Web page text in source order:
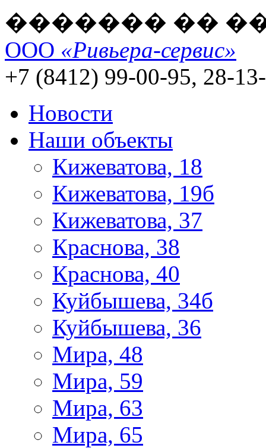
������� ��
ООО «Ривьера-сервис»
+7 (8412) 99-00-95, 28-
Новости
Наши объекты
Кижеватова, 18
Кижеватова, 19б
Кижеватова, 37
Краснова, 38
Краснова, 40
Куйбышева, 34б
Куйбышева, 36
Мира, 48
Мира, 59
Мира, 63
Мира, 65